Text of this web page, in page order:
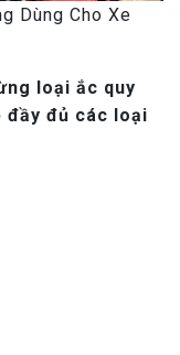
Dùng Cho Xe
loại ắc quy
đầy đủ các loại